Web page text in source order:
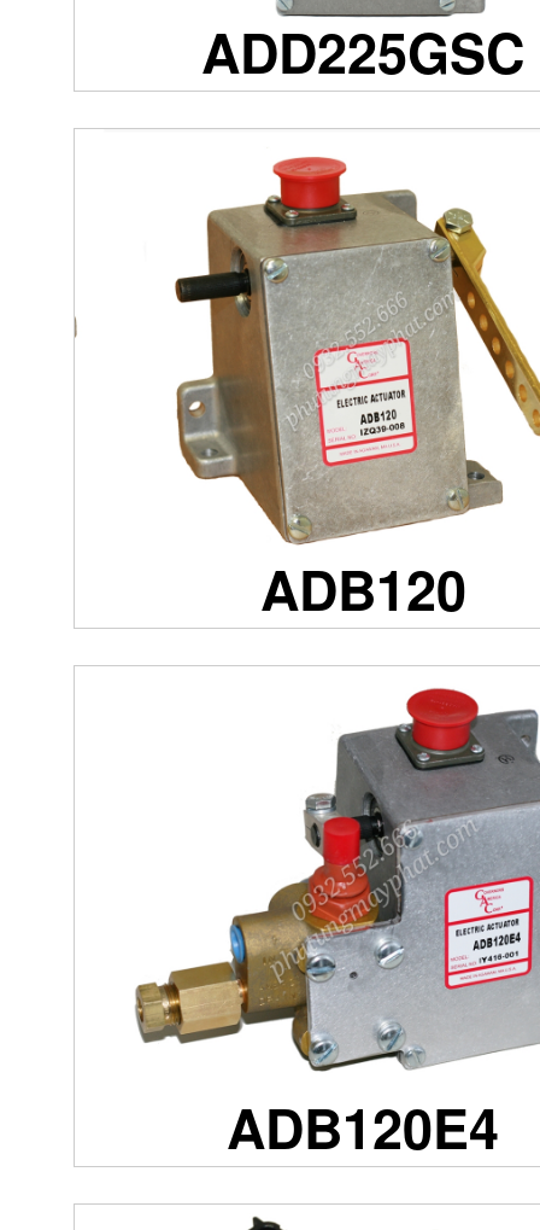
ADD225GSC
ADB120
ADB120E4